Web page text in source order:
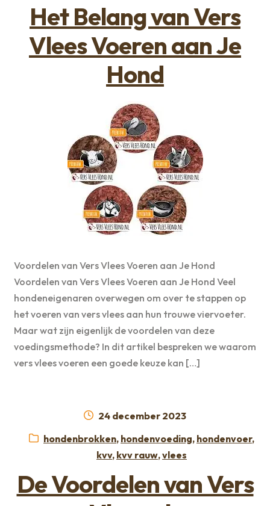
Het Belang van Vers
Vlees Voeren aan Je
Hond
Voordelen van Vers Vlees Voeren aan Je Hond
Voordelen van Vers Vlees Voeren aan Je Hond Veel
hondeneigenaren overwegen om over te stappen op
het voeren van vers vlees aan hun trouwe viervoeter.
Maar wat zijn eigenlijk de voordelen van deze
voedingsmethode? In dit artikel bespreken we waarom
vers vlees voeren een goede keuze kan […]
Geplaatst
24 december 2023
Categorieën:
hondenbrokken, hondenvoeding, hondenvoer,
kvv, kvv rauw,vlees
De Voordelen van Vers